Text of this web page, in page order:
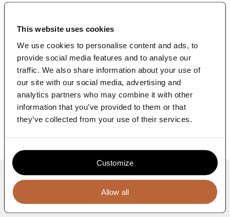
This website uses cookies
We use cookies to personalise content and ads, to
provide social media features and to analyse our
traffic. We also share information about your use of
our site with our social media, advertising and
analytics partners who may combine it with other
information that you’ve provided to them or that
they’ve collected from your use of their services.
Allow all
Customize
onze experts
Duurzaamheidsdoelen slagen alleen als mensen ze
daadwerkelijk uitvoeren. Stakeholderbetrokkenheid is
strategie.
Wij vertalen input van stakeholders naar bruikbare
workshops en interviews. Vervolgens activeren we
medewerkers, leveranciers en klanten via campagnes,
trainingen of games. Zo wordt duurzaamheid tastbaar
Plan een gratis consult